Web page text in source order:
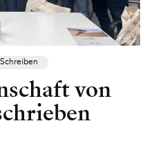
Schreiben
von